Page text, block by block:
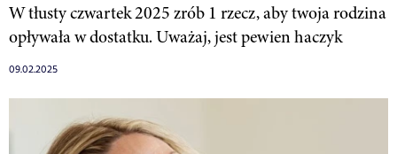
W tłusty czwartek 2025 zrób 1 rzecz, aby twoja rodzina
opływała w dostatku. Uważaj, jest pewien haczyk
09.02.2025